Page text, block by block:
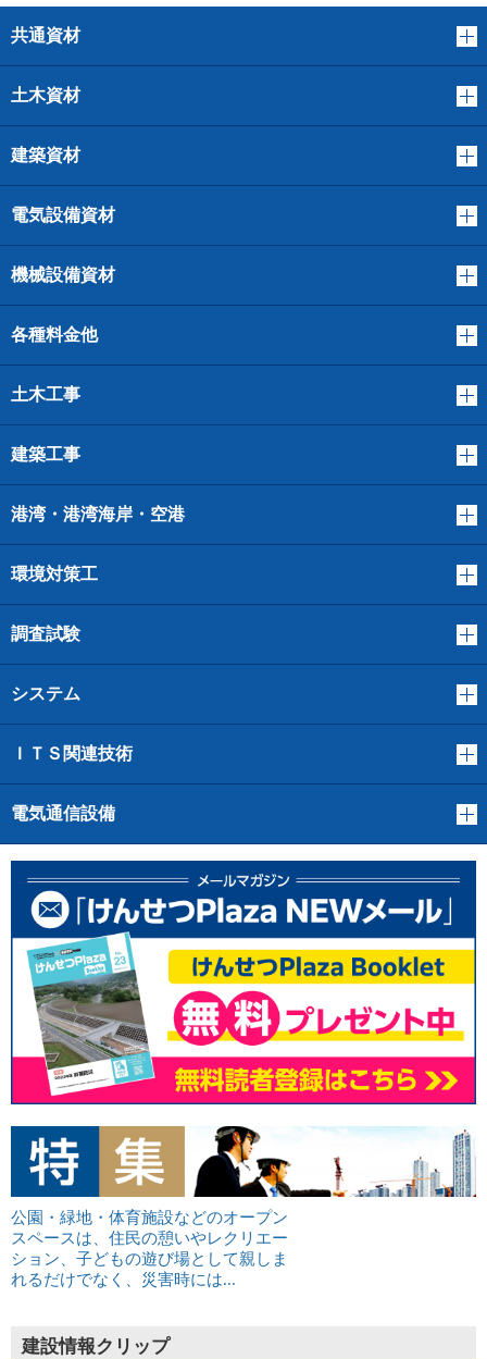
共通資材
土木資材
建築資材
電気設備資材
機械設備資材
各種料金他
土木工事
建築工事
港湾・港湾海岸・空港
環境対策工
調査試験
システム
ＩＴＳ関連技術
電気通信設備
公園・緑地・体育施設などのオープン
スペースは、住民の憩いやレクリエー
ション、子どもの遊び場として親しま
れるだけでなく、災害時には...
建設情報クリップ